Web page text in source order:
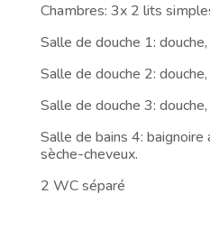
Chambres: 3x 2 lits
Salle de douche 1:
Salle de douche 2:
Salle de douche 3:
Salle de bains 4: baignoire
sèche-cheveux.
2 WC séparé